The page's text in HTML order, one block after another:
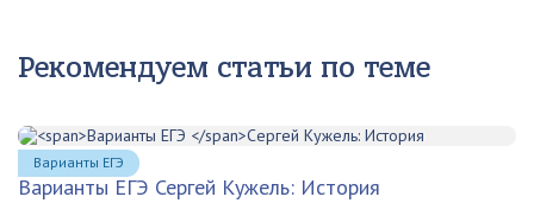
Рекомендуем статьи по теме
Варианты ЕГЭ Сергей Кужель: История
Варианты ЕГЭ